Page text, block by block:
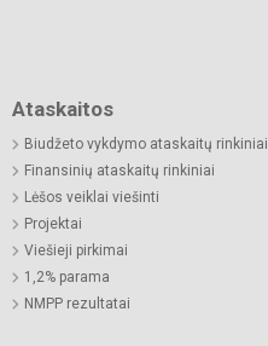
Ataskaitos
Biudžeto vykdymo ataskaitų rinkiniai
Finansinių ataskaitų rinkiniai
Lėšos veiklai viešinti
Projektai
Viešieji pirkimai
1,2% parama
NMPP rezultatai